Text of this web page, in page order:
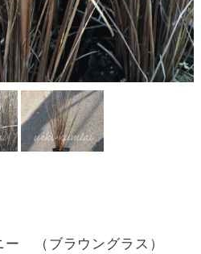
ー （ブラウングラス）